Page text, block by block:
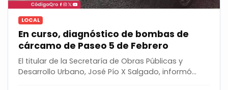
LOCAL
En curso, diagnóstico de bombas de
cárcamo de Paseo 5 de Febrero
El titular de la Secretaría de Obras Públicas y
Desarrollo Urbano, José Pío X Salgado, informó